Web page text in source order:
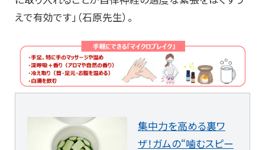
えで有効です」（石原先生）。
集中力を高める裏ワ
ザ！ガムの“噛むスピー